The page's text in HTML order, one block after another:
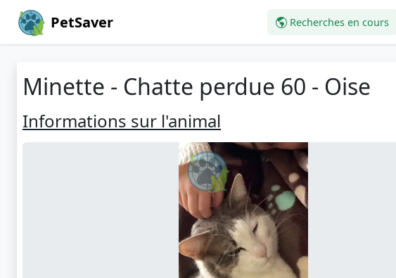
PetSaver Recherches en cours
Minette - Chatte perdue 60 - Oise
Informations sur l'animal